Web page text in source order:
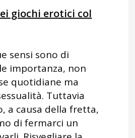
giochi erotici col
sensi sono di
importanza, non
quotidiane ma
Tuttavia
a causa della fretta,
di fermarci un